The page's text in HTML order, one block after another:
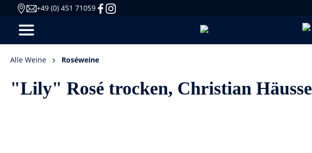
+49 (0) 451 71059
Alle Weine Roséweine
"Lily" Rosé trocken, Christian